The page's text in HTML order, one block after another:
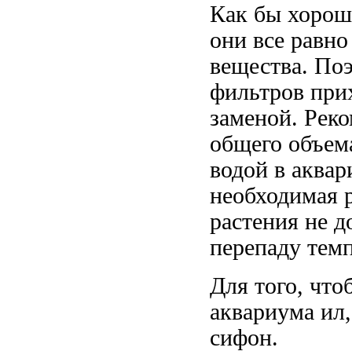
Как бы
они все
вещества.
фильтров
заменой.
общего
водой в
необходимая
растения не
перепаду
Для того,
аквариума
сифон.